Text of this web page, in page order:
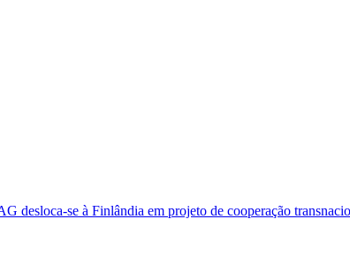
se à Finlândia em projeto de cooperação